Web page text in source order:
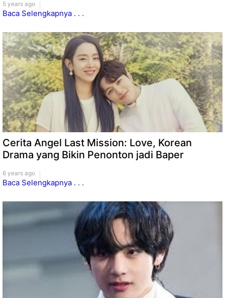
5 years ago
Baca Selengkapnya . . .
Cerita Angel Last Mission: Love, Korean
Drama yang Bikin Penonton jadi Baper
6 years ago
Baca Selengkapnya . . .